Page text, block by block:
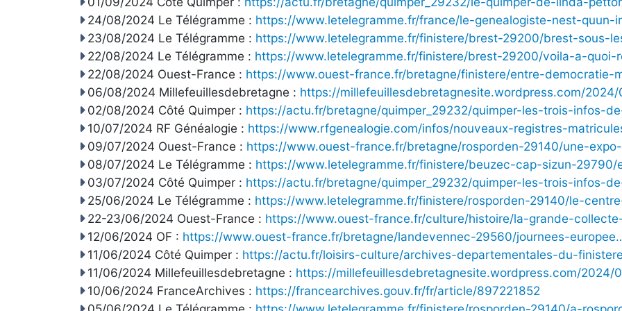
24/08/2024 Le Télégramme : https://www.letelegramme.fr/france/le-genealogiste-nest-quun-
23/08/2024 Le Télégramme : https://www.letelegramme.fr/finistere/brest-29200/brest-sous-
22/08/2024 Le Télégramme : https://www.letelegramme.fr/finistere/brest-29200/voila-a-quoi-
22/08/2024 Ouest-France : https://www.ouest-france.fr/bretagne/finistere/entre-democratie-
06/08/2024 Millefeuillesdebretagne : https://millefeuillesdebretagnesite.wordpress.com/
02/08/2024 Côté Quimper : https://actu.fr/bretagne/quimper_29232/quimper-les-trois-infos-
10/07/2024 RF Généalogie : https://www.rfgenealogie.com/infos/nouveaux-registres-
09/07/2024 Ouest-France : https://www.ouest-france.fr/bretagne/rosporden-29140/une-
08/07/2024 Le Télégramme : https://www.letelegramme.fr/finistere/beuzec-cap-sizun-29790/
03/07/2024 Côté Quimper : https://actu.fr/bretagne/quimper_29232/quimper-les-trois-infos-
25/06/2024 Le Télégramme : https://www.letelegramme.fr/finistere/rosporden-29140/le-
22-23/06/2024 Ouest-France : https://www.ouest-france.fr/culture/histoire/la-grande-
12/06/2024 OF : https://www.ouest-france.fr/bretagne/landevennec-29560/journees-
11/06/2024 Côté Quimper : https://actu.fr/loisirs-culture/archives-departementales-du-
11/06/2024 Millefeuillesdebretagne : https://millefeuillesdebretagnesite.wordpress.com/2024/
10/06/2024 FranceArchives : https://francearchives.gouv.fr/fr/article/897221852